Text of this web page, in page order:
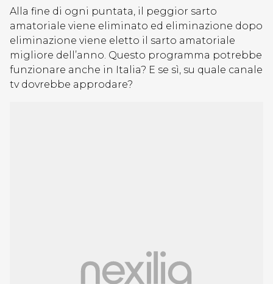
Alla fine di ogni puntata, il peggior sarto
amatoriale viene eliminato ed eliminazione dopo
eliminazione viene eletto il sarto amatoriale
migliore dell’anno. Questo programma potrebbe
funzionare anche in Italia? E se sì, su quale canale
tv dovrebbe approdare?